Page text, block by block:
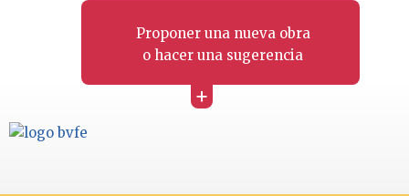
Proponer una nueva obra
o hacer una sugerencia
+